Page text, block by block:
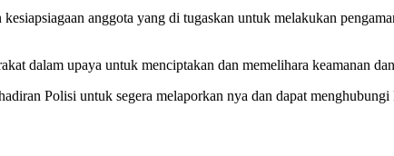
anggota yang di tugaskan untuk melakukan
dalam upaya untuk menciptakan dan memelihara keamanan
Polisi untuk segera melaporkan nya dan dapat